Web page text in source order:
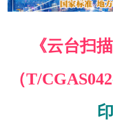
《云台扫
（T/
印